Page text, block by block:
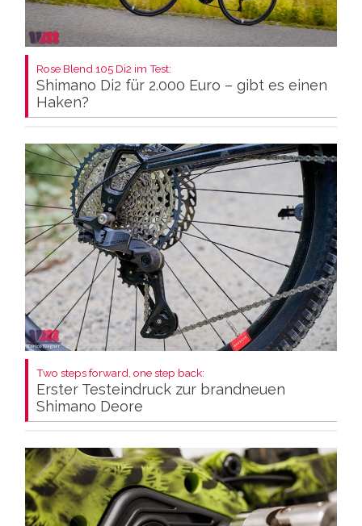
Rose Blend 105 Di2 im Test:
Shimano Di2 für 2.000 Euro – gibt es einen
Haken?
Two steps forward, one step back:
Erster Testeindruck zur brandneuen
Shimano Deore